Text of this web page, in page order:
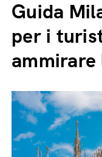
Guida
per i